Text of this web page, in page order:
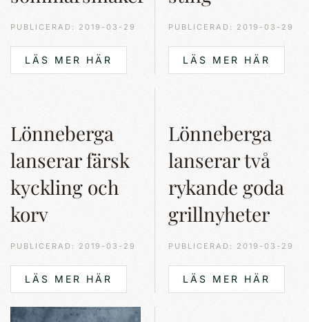
PUBLICERAD: 2019-03-29
LÄS MER HÄR
PUBLICERAD: 2019-03-29
LÄS MER HÄR
Lönneberga
lanserar färsk
kyckling och
korv
PUBLICERAD: 2019-03-29
LÄS MER HÄR
Lönneberga
lanserar två
rykande goda
grillnyheter
PUBLICERAD: 2019-03-29
LÄS MER HÄR